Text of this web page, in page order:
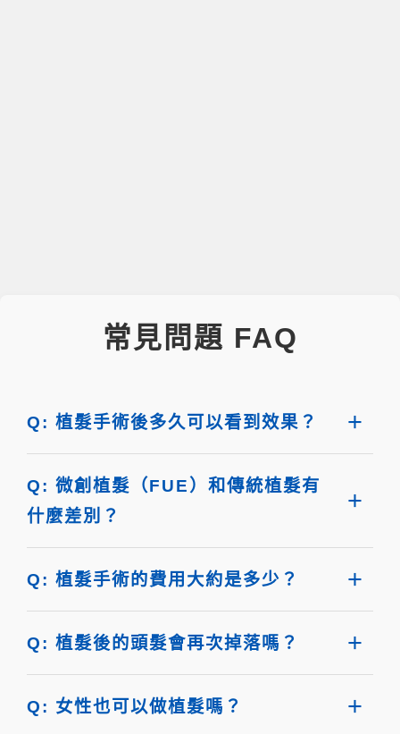
常見問題 FAQ
Q: 植髮手術後多久可以看到效果？
Q: 微創植髮（FUE）和傳統植髮有
什麼差別？
Q: 植髮手術的費用大約是多少？
Q: 植髮後的頭髮會再次掉落嗎？
Q: 女性也可以做植髮嗎？